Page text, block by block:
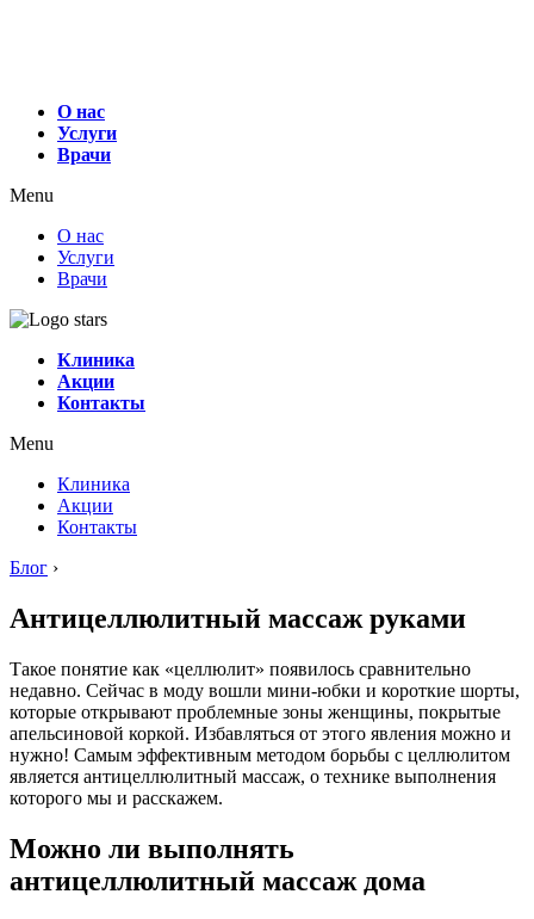
О нас
Услуги
Врачи
Menu
О нас
Услуги
Врачи
Клиника
Акции
Контакты
Menu
Клиника
Акции
Контакты
Блог ›
Антицеллюлитный массаж руками
Такое понятие как «целлюлит» появилось сравнительно
недавно. Сейчас в моду вошли мини-юбки и короткие шорты,
которые открывают проблемные зоны женщины, покрытые
апельсиновой коркой. Избавляться от этого явления можно и
нужно! Самым эффективным методом борьбы с целлюлитом
является антицеллюлитный массаж, о технике выполнения
которого мы и расскажем.
Можно ли выполнять
антицеллюлитный массаж дома